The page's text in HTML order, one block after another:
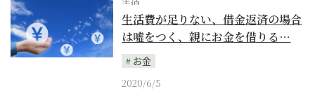
生活費が足りない、借金返済の場合
は嘘をつく、親にお金を借りる…
お金
2020/6/5